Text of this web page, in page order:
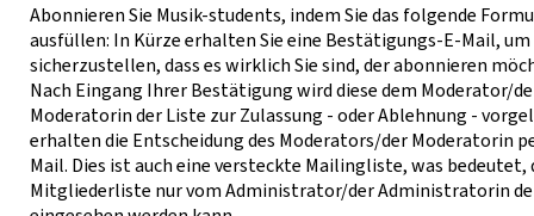
Abonnieren Sie Musik-students, indem Sie das folgende
ausfüllen: In Kürze erhalten Sie eine Bestätigungs-E-Mail, um
sicherzustellen, dass es wirklich Sie sind, der abonnieren
Nach Eingang Ihrer Bestätigung wird diese dem Moderator/
Moderatorin der Liste zur Zulassung - oder Ablehnung -
erhalten die Entscheidung des Moderators/der Moderatorin
Mail. Dies ist auch eine versteckte Mailingliste, was bedeutet,
Mitgliederliste nur vom Administrator/der Administratorin